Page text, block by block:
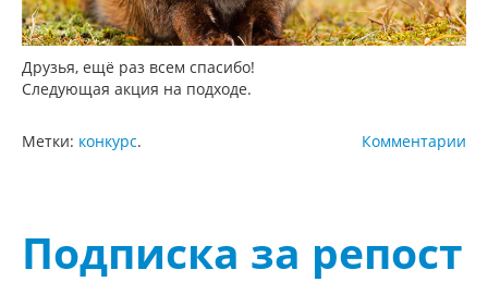
Друзья, ещё раз всем спасибо!
Следующая акция на подходе.
Комментарии
Метки: конкурс.
Подписка за репост